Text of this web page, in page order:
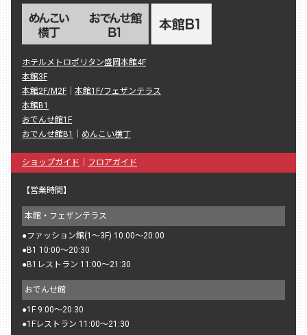
ホテルメトロポリタン盛岡本館4F
本館3F
本館2F/M2F
本館1F/フェザンテラス
本館B1
おでんせ館1F
おでんせ館B1
めんこい横丁
ショップガイド フロアガイド
【営業時間】
本館・フェザンテラス
●ファッション館(1〜3F) 10:00〜20:00
●B1 10:00〜20:30
●B1レストラン 11:00〜21:30
おでんせ館
●1F 9:00〜20:30
●1Fレストラン 11:00〜21:30